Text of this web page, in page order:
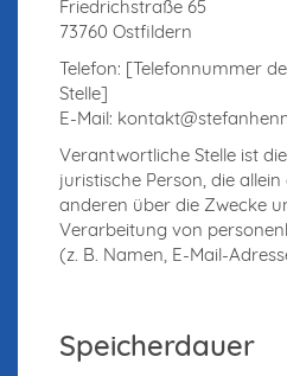
Friedrichstraße 65
73760 Ostfildern
Telefon: [Telefonnummer
Stelle]
E-Mail:
Verantwortliche Stelle ist
juristische Person, die
anderen über die Zwecke
Verarbeitung von
(z. B. Namen, E-Mail-
Speicherdauer